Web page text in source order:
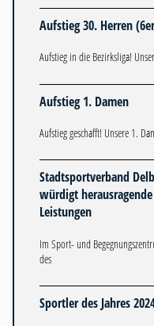
Aufstieg 30. Herren
Aufstieg in die Bezirksliga!
Aufstieg 1. Damen
Aufstieg geschafft! Unsere 1.
Stadtsportverband
würdigt
Leistungen
Im Sport- und
des
Sportler des Jahres